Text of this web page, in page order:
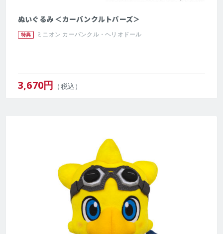
ぬいぐるみ ＜カーバンクルトパーズ＞
3,670円 （税込）
特典 ミニオン カーバンクル・ヘリオドール